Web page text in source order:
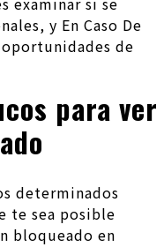
y En Caso De
de
para ver
determinados
te sea posible
bloqueado en